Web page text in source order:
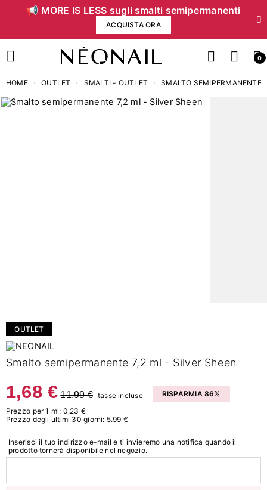
📢 MORE IS LESS sugli smalti semipermanenti
ACQUISTA ORA
0
HOME OUTLET SMALTI - OUTLET SMALTO SEMIPERMANENTE
OUTLET
Smalto semipermanente 7,2 ml - Silver Sheen
1,68 € 11,99 € tasse incluse
RISPARMIA 86%
Prezzo per 1 ml: 0,23 €
Prezzo degli ultimi 30 giorni: 5.99 €
Inserisci il tuo indirizzo e-mail e ti invieremo una notifica quando il
prodotto tornerà disponibile nel negozio.